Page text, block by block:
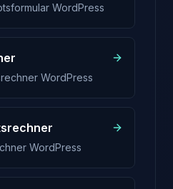
WordPress
WordPress
WordPress